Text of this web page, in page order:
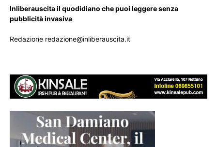
Inliberauscita il quodidiano che puoi leggere senza
pubblicità invasiva
Redazione redazione@inliberauscita.it